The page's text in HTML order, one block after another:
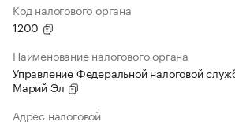
Код налогового органа
1200
Наименование налогового органа
Управление Федеральной налоговой
Марий Эл
Адрес налоговой